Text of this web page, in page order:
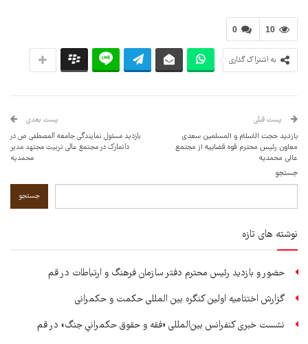
0 10
به اشتراک گذاری
پست قبلی
بازدید حجت الاسلام و المسلمین سعدی
معاون رئیس محترم قوه قضاییه از مجتمع
عالی محمدیه
پست بعدی
بازدید مسئول نمایندگی جامعه المصطفی ص در
دانمارک در مجتمع عالی تربیت مجتهد مدیر
محمدیه
جستجو
جستجو
نوشته های تازه
حضور و بازدید رئیس محترم دفتر سازمان فرهنگ و ارتباطات در قم
گزارش اختتامیه اولین کنگره بین المللی حکمت و حکمرانی
نشست خبری کنفرانس بین‌المللی «فقه و حقوق حکمرانیِ جنگ» در قم